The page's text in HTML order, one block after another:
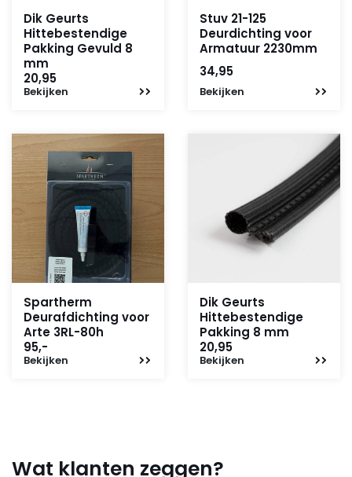
Dik Geurts
Hittebestendige
Pakking Gevuld 8
mm
20,95
Bekijken
Stuv 21-125
Deurdichting voor
Armatuur 2230mm
34,95
Bekijken
Spartherm
Deurafdichting voor
Arte 3RL-80h
95,-
Bekijken
Dik Geurts
Hittebestendige
Pakking 8 mm
20,95
Bekijken
Wat klanten zeggen?